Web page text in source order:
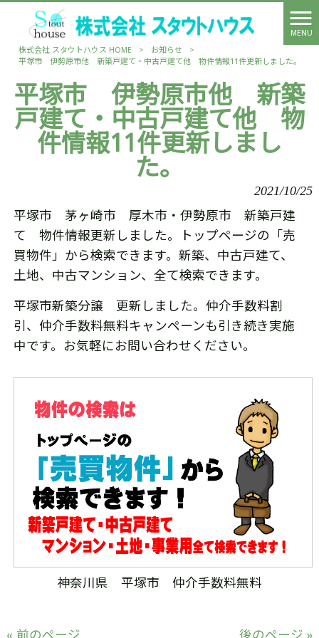
MENU
株式会社 スタウトハウス HOME
> お知らせ
>
平塚市 伊勢原市他 新築戸建て・中古戸建て他 物件情報11件更新しました。
平塚市 伊勢原市他 新築
戸建て・中古戸建て他 物
件情報11件更新しまし
た。
2021/10/25
平塚市 茅ヶ崎市 厚木市・伊勢原市 新築戸建
て 物件情報更新しました。トップページの「売
買物件」から検索できます。新築、中古戸建て、
土地、中古マンション、全て検索できます。
平塚市新築分譲 更新しました。仲介手数料割
引、仲介手数料無料キャンペーンも引き続き実施
中です。お気軽にお問い合わせください。
神奈川県 平塚市 仲介手数料無料